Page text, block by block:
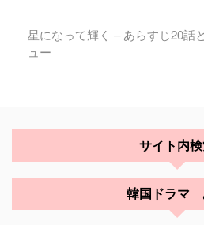
星になって輝く – あらすじ20話
ュー
サイト内
韓国ドラマ